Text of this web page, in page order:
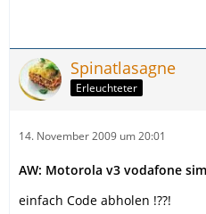
Spinatlasagne
Erleuchteter
14. November 2009 um 20:01
AW: Motorola v3 vodafone
einfach Code abholen !??!